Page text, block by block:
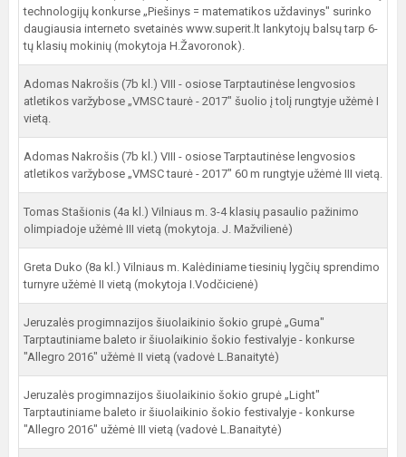
technologijų konkurse „Piešinys = matematikos uždavinys" surinko
daugiausia interneto svetainės www.superit.lt lankytojų balsų tarp 6-
tų klasių mokinių (mokytoja H.Žavoronok).
Adomas Nakrošis (7b kl.) VIII - osiose Tarptautinėse lengvosios
atletikos varžybose „VMSC taurė - 2017" šuolio į tolį rungtyje užėmė I
vietą.
Adomas Nakrošis (7b kl.) VIII - osiose Tarptautinėse lengvosios
atletikos varžybose „VMSC taurė - 2017" 60 m rungtyje užėmė III vietą.
Tomas Stašionis (4a kl.) Vilniaus m. 3-4 klasių pasaulio pažinimo
olimpiadoje užėmė III vietą (mokytoja. J. Mažvilienė)
Greta Duko (8a kl.) Vilniaus m. Kalėdiniame tiesinių lygčių sprendimo
turnyre užėmė II vietą (mokytoja I.Vodčicienė)
Jeruzalės progimnazijos šiuolaikinio šokio grupė „Guma"
Tarptautiniame baleto ir šiuolaikinio šokio festivalyje - konkurse
"Allegro 2016" užėmė II vietą (vadovė L.Banaitytė)
Jeruzalės progimnazijos šiuolaikinio šokio grupė „Light"
Tarptautiniame baleto ir šiuolaikinio šokio festivalyje - konkurse
"Allegro 2016" užėmė III vietą (vadovė L.Banaitytė)